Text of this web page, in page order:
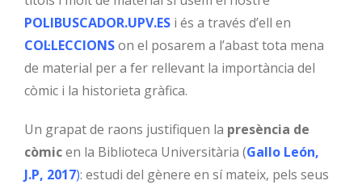
POLIBUSCADOR.UPV.ES i és a través d’ell en
COL·LECCIONSon el posarem a l’abast tota mena
de material per a fer rellevant la importància del
còmic i la historieta gràfica.
Un grapat de raons justifiquen la presència de
còmicen la Biblioteca Universitària (Gallo León,
J.P, 2017): estudi del gènere en sí mateix, pels seus